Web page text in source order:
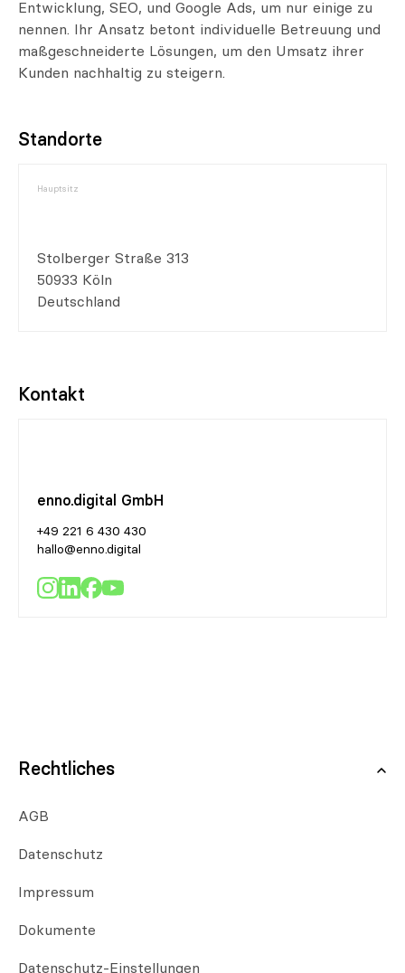
Entwicklung, SEO, und Google Ads, um nur einige zu
nennen. Ihr Ansatz betont individuelle Betreuung und
maßgeschneiderte Lösungen, um den Umsatz ihrer
Kunden nachhaltig zu steigern.
Standorte
Hauptsitz
Stolberger Straße 313
50933 Köln
Deutschland
Kontakt
enno.digital GmbH
+49 221 6 430 430
hallo@enno.digital
Rechtliches
AGB
Datenschutz
Impressum
Dokumente
Datenschutz-Einstellungen